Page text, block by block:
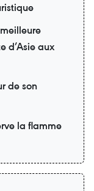
d’Asie aux
de son
la flamme